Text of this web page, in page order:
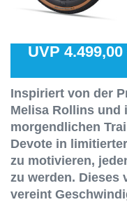
UVP 4.499,00
Inspiriert von der
Melisa Rollins und
morgendlichen
Devote in
zu motivieren,
zu werden. Dieses
vereint